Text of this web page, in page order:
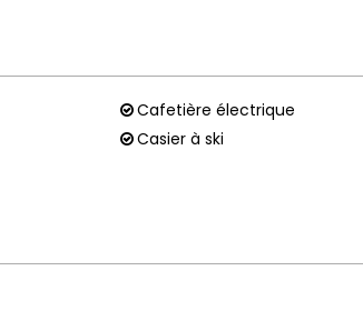
Cafetière électrique
Casier à ski